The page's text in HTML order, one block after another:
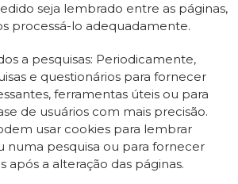
seja lembrado entre as páginas,
processá-lo adequadamente.
a pesquisas: Periodicamente,
e questionários para fornecer
ferramentas úteis ou para
de usuários com mais precisão.
usar cookies para lembrar
numa pesquisa ou para fornecer
após a alteração das páginas.